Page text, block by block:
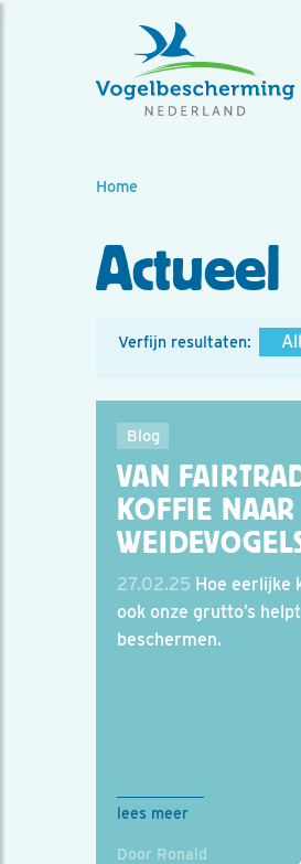
Home
Actueel
Verfijn resultaten:
Blog
VAN
KOFFIE NAAR
27.02.25 Hoe eerlijke
ook onze grutto’s helpt
beschermen.
lees meer
Door Ronald